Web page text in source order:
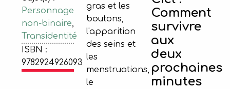
Personnage
non-binaire,
Transidentité
ISBN :
9782924926093
gras et les
boutons,
l'apparition
des seins et
les
menstruations,
le
Comment
survivre
aux
deux
prochaines
minutes